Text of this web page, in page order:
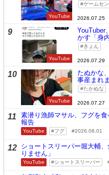
YouTube
ゲームセ
2026.07.25
9
YouTube
YouTuber
かす「身
きょん
2026.07.29
10
YouTube
たぬかな
事産まれ
たかぬな
2026.07.27
11
素潜り漁師マサル、フグを
報告
YouTube フグ 2026.08.01
12 ショートスリーパー堀大輔
りません」
YouTube ショートスリーパー